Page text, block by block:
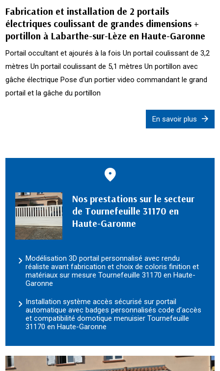
Fabrication et installation de 2 portails
électriques coulissant de grandes dimensions +
portillon à Labarthe-sur-Lèze en Haute-Garonne
Portail occultant et ajourés à la fois Un portail coulissant de 3,2
mètres Un portail coulissant de 5,1 mètres Un portillon avec
gâche électrique Pose d'un portier video commandant le grand
portail et la gâche du portillon
En savoir plus
Nos prestations sur le secteur
de Tournefeuille 31170 en
Haute-Garonne
Modélisation 3D portail personnalisé avec rendu
réaliste avant fabrication et choix de coloris finition et
matériaux sur mesure Tournefeuille 31170 en Haute-
Garonne
Installation système accès sécurisé sur portail
automatique avec badges personnalisés code d’accès
et compatibilité domotique menuisier Tournefeuille
31170 en Haute-Garonne